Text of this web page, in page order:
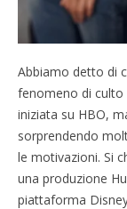
Abbiamo detto di
fenomeno di culto
iniziata su HBO,
sorprendendo
le motivazioni. Si
una produzione
piattaforma